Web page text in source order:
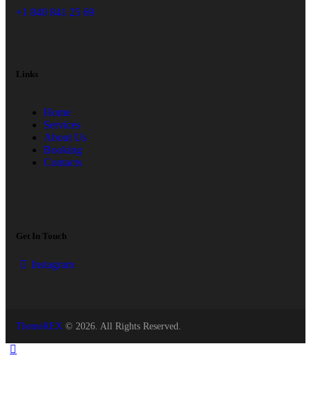
+1 840 841 25 69
Links
Home
Services
About Us
Booking
Contacts
Get In Touch
Instagram
ThemeREX © 2026. All Rights Reserved.